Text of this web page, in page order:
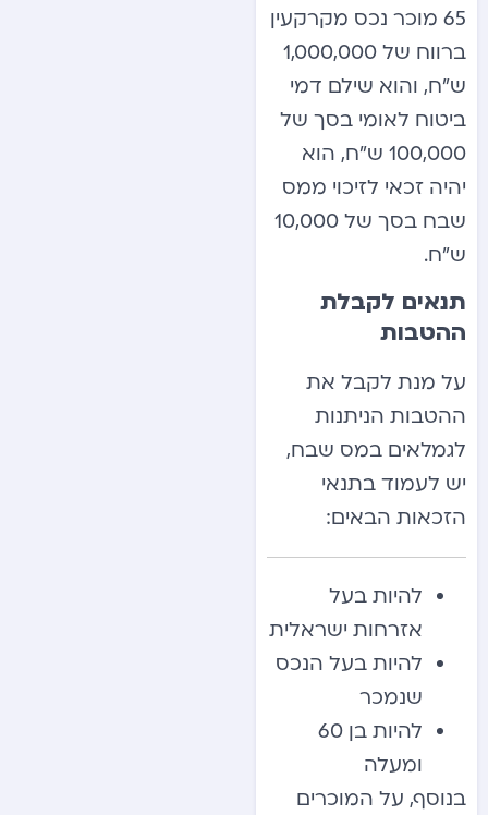
65 מוכר נכס מקרקעין
ברווח של 1,000,000
ש”ח, והוא שילם דמי
ביטוח לאומי בסך של
100,000 ש”ח, הוא
יהיה זכאי לזיכוי ממס
שבח בסך של 10,000
ש”ח.
תנאים לקבלת
ההטבות
על מנת לקבל את
ההטבות הניתנות
לגמלאים במס שבח,
יש לעמוד בתנאי
הזכאות הבאים:
להיות בעל
אזרחות ישראלית
להיות בעל הנכס
שנמכר
להיות בן 60
ומעלה
בנוסף, על המוכרים